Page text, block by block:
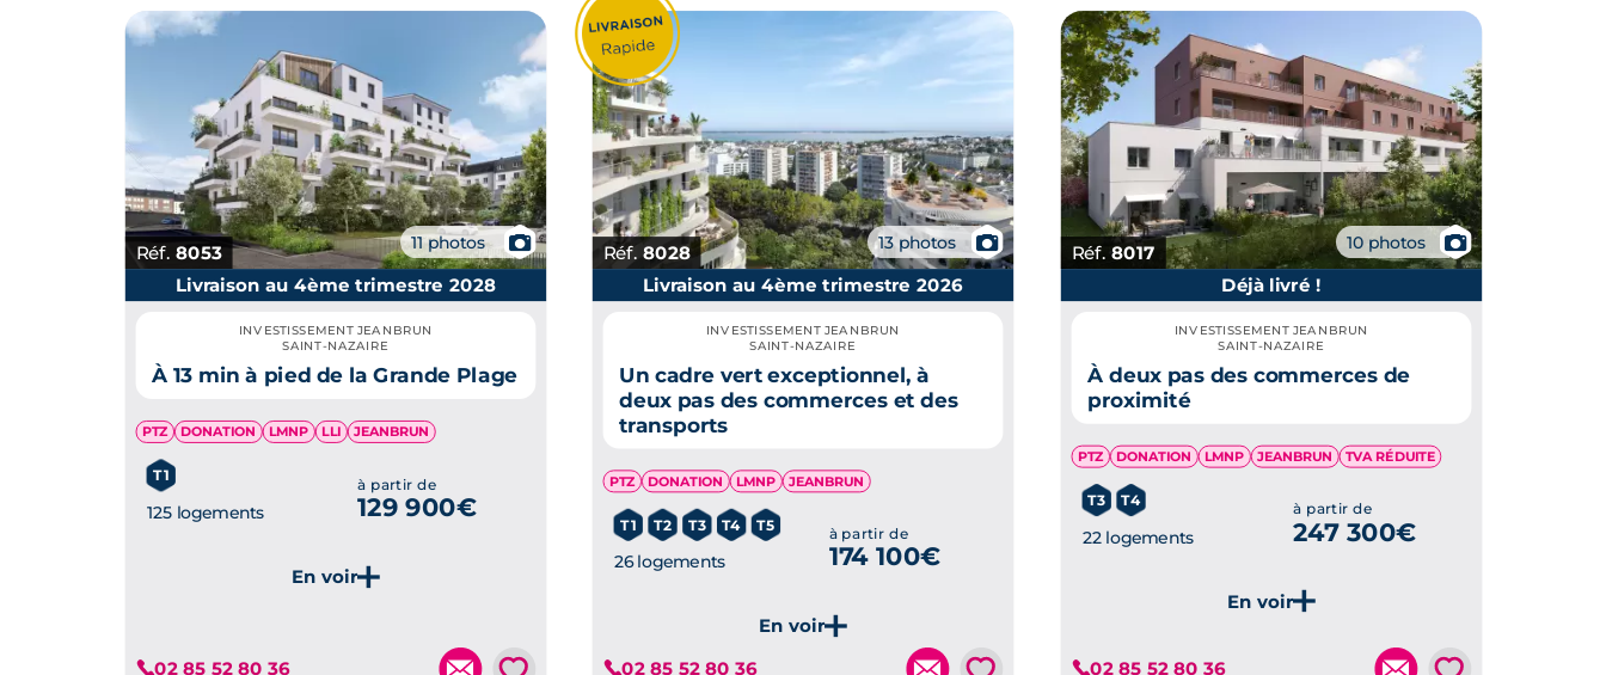
Réf. 8053 11 photos 📷
Livraison au 4ème trimestre 2028
INVESTISSEMENT JEANBRUN
SAINT-NAZAIRE
À 13 min à pied de la Grande Plage
PTZ DONATION LMNP LLI JEANBRUN
T1
125 logements
à partir de
129 900€
02 85 52 80 36 💗
Réf.8028 13 photos 📷
Je découvre ce programme
Livraison au 4ème trimestre 2026
INVESTISSEMENT JEANBRUN
SAINT-NAZAIRE
Un cadre vert exceptionnel, à
deux pas des commerces et des
transports
PTZ DONATION LMNP JEANBRUN
T1 T2 T3 T4 T5
26 logements
à partir de
174 100€
02 85 52 80 36 💗
Réf.8017 10 photos 📷
Déjà livré !
INVESTISSEMENT JEANBRUN
SAINT-NAZAIRE
À deux pas des commerces de
proximité
PTZ DONATION LMNP JEANBRUN TVA RÉDUITE
T3 T4
22 logements
à partir de
247 300€
02 85 52 80 36 💗